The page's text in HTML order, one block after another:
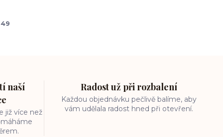
naší
již více než
Radost už při rozbalení
Každou objednávku pečlivě balíme, aby
vám udělala radost hned při otevření.